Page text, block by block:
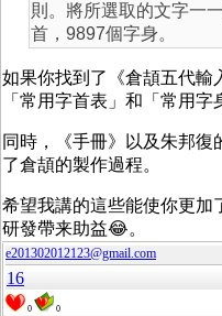
則。將所選取的文字一
首，9897個字身。
如果你找到了《倉頡五代輸
「常用字首表」和「常用字
同時，《手冊》以及朱邦復
了倉頡的製作過程。
希望我講的這些能使你更加
研發帶来助益😂。
e201302012123@gmail.com
16
0 0